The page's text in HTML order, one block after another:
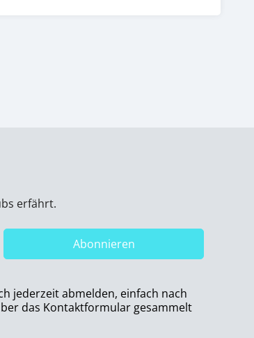
erfährt.
Abonnieren
jederzeit abmelden, einfach nach
das Kontaktformular gesammelt